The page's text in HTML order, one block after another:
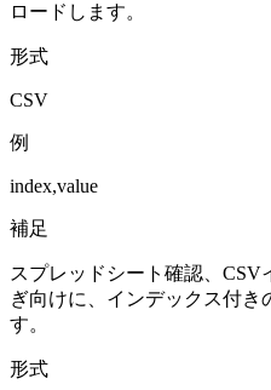
ロードします。
形式
CSV
例
index,value
補足
スプレッドシート確認、
ぎ向けに、インデックス付き
す。
形式